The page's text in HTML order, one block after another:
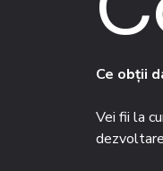
Ce obții
Vei fii la